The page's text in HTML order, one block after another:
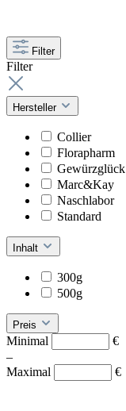
Filter
Filter
Hersteller
Collier
Florapharm
Gewürzglück
Marc&Kay
Naschlabor
Standard
Inhalt
300g
500g
Preis
Minimal
€
–
Maximal
€